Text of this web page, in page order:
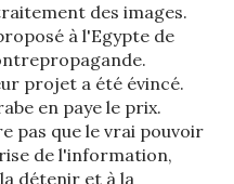
des images.
à l'Egypte de
projet a été évincé.
en paye le prix.
pas que le vrai pouvoir
de l'information,
détenir et à la